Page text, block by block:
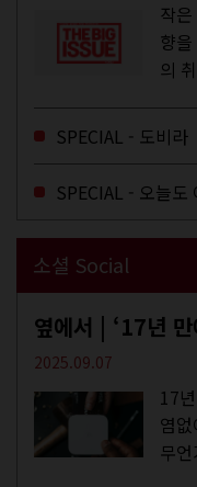
작은
향
의
에
듣
SPECIAL - 도비라
SPECIAL - 오늘도
소셜 Social
옆에서 | ‘17년
2025.09.07
17
염
무